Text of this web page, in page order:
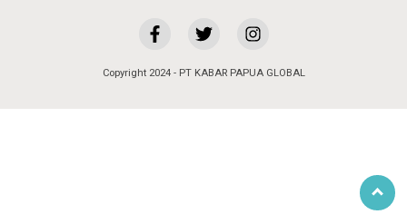
Copyright 2024 - PT KABAR PAPUA GLOBAL